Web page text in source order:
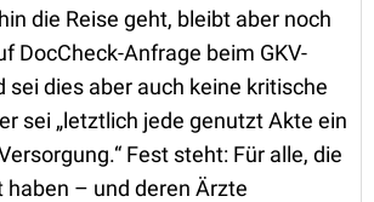
die Reise geht, bleibt aber noch
DocCheck-Anfrage beim GKV-
sei dies aber auch keine kritische
sei „letztlich jede genutzt Akte ein
Fest steht: Für alle, die
haben – und deren Ärzte